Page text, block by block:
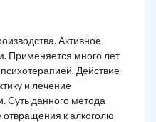
Активное
Применяется много лет
Действие
и лечение
Суть данного метода
отвращения к алкоголю